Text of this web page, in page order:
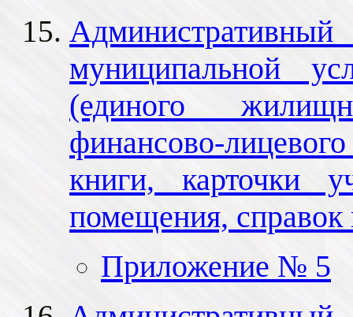
Административный
муниципальной
(единого
финансово-
книги, карточки
помещения,
Приложение № 5